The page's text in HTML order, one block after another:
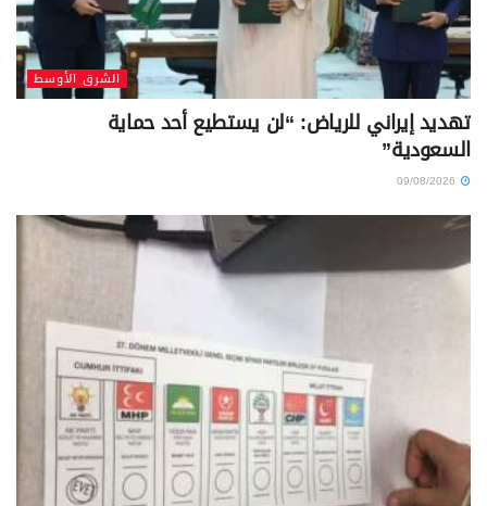
الشرق الأوسط
تهديد إيراني للرياض: “لن يستطيع أحد حماية
السعودية”